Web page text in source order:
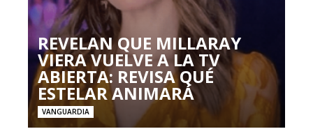
REVELAN QUE MILLARAY
VIERA VUELVE A LA TV
ABIERTA: REVISA QUÉ
ESTELAR ANIMARÁ
VANGUARDIA